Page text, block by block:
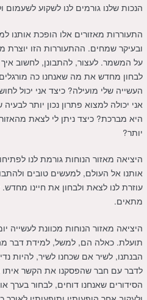
הנכות שלנו גורמים לנו לשקוע לשעמום
התעוררות מאזורים אלו הופכת אותנו
ובעיקר שמחים. ההתעוררות הזו יוצרת
על המשמר. לעצור, להתבונן, לחשוב
לבחון מחדש את מה שאנחנו כה
העשייה שלי מועילה? כיצד אני יכול
אני יכולה למצוא פתרון נכון יותר
היא מברכת? כיצד ניתן לי לצאת
יותר?
היציאה מאזור הנוחות גורמת לנו
אותנו אל העולם, למעשים טובים
עוזרת לנו לצאת ולבחון את חיינו
מתאים.
היציאה מאזור הנוחות מכוונת לעשייה
תועלת. כאלה הם, למשל, למידת דבר מה
הבנתנו, לשיר אם שכחנו לשיר, להיות
לדבר עם חבר שהפסקנו את הקשר איתו
הסידורים שאנחנו דוחים, לבחור בערך